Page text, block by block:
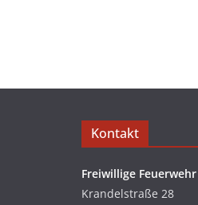
Kontakt
Freiwillige
Krandelstraße 28